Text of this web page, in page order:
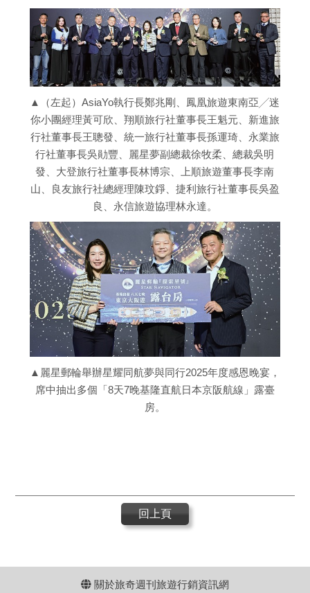
▲（左起）AsiaYo執行長鄭兆剛、鳳凰旅遊東南亞╱迷
你小團經理黃可欣、翔順旅行社董事長王魁元、新進旅
行社董事長王聰發、統一旅行社董事長孫運琦、永業旅
行社董事長吳勛豐、麗星夢副總裁徐牧柔、總裁吳明
發、大登旅行社董事長林博宗、上順旅遊董事長李南
山、良友旅行社總經理陳玟錚、捷利旅行社董事長吳盈
良、永信旅遊協理林永達。
▲麗星郵輪舉辦星耀同航夢與同行2025年度感恩晚宴，
席中抽出多個「8天7晚基隆直航日本京阪航線」露臺
房。
回上頁
關於旅奇週刊旅遊行銷資訊網